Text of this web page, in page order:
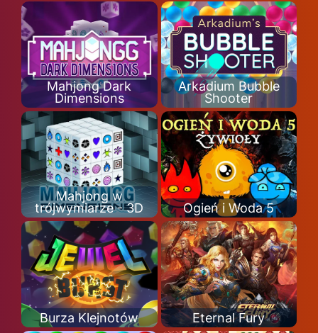
Mahjong Dark
Dimensions
Arkadium Bubble
Shooter
Mahjong w
trójwymiarze - 3D
Ogień i Woda 5
Burza Klejnotów Eternal Fury